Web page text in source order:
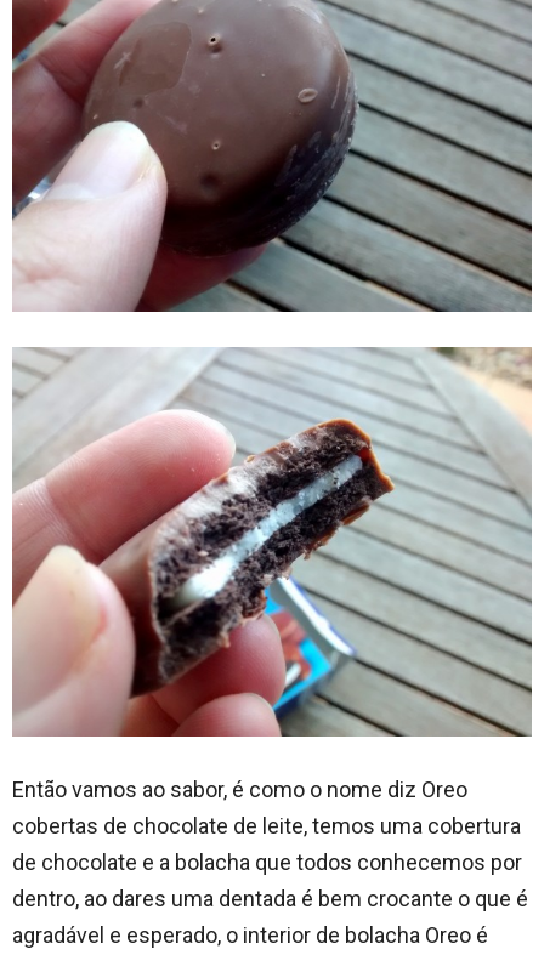
Então vamos ao sabor, é como o nome diz Oreo
cobertas de chocolate de leite, temos uma cobertura
de chocolate e a bolacha que todos conhecemos por
dentro, ao dares uma dentada é bem crocante o que é
agradável e esperado, o interior de bolacha Oreo é